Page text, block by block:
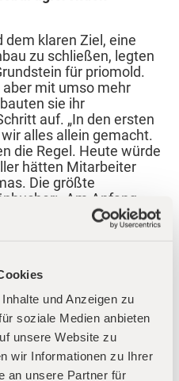
und Anzeigen zu
soziale Medien anbieten
unsere Website zu
wir Informationen zu Ihrer
an unsere Partner für
klaren Ziel, eine
zu schließen, legten
für priomold.
mit umso mehr
sie ihr
auf. „In den ersten
alles allein gemacht.
die Regel. Heute würde
hätten Mitarbeiter
Die größte
„Am Anfang
Als wir 10
noch mit an der
Male seine Rolle im
zwar einen
doch hierin
Vorteil. „Mit den
wir auch immer